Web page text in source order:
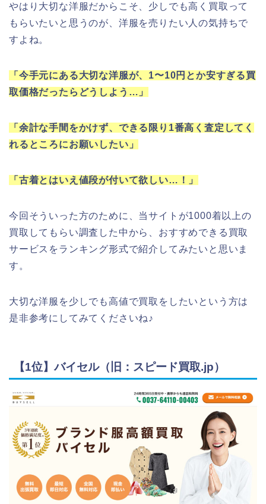
やはり大切な洋服だからこそ、少しでも高く買取って
もらいたいと思うのが、洋服を売りたい人の気持ちで
すよね。
「今手元にある大切な洋服が、1〜10円とか安すぎる買
取価格だったらどうしよう…」
「余計な手間をかけず、できる限り1番高く査定してく
れるところにお願いしたい」
「古着とはいえ値段が付いて欲しい…！」
今回そういった方のために、当サイトが1000着以上の
買取してもらい調査した中から、おすすめできる買取
サービスをランキング形式で紹介してみたいと思いま
す。
大切な洋服を少しでも高値で買取をしたいという方は
是非参考にしてみてくださいね♪
【1位】バイセル（旧：スピード買取.jp）